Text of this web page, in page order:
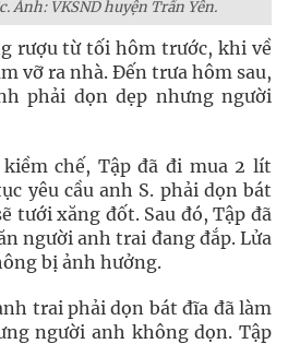
Ảnh: VKSND huyện Trấn Yên.
rượu từ tối hôm trước, khi về
vỡ ra nhà. Đến trưa hôm sau,
phải dọn dẹp nhưng người
chế, Tập đã đi mua 2 lít
yêu cầu anh S. phải dọn bát
tưới xăng đốt. Sau đó, Tập đã
người anh trai đang đắp. Lửa
bị ảnh hưởng.
trai phải dọn bát đĩa đã làm
người anh không dọn. Tập